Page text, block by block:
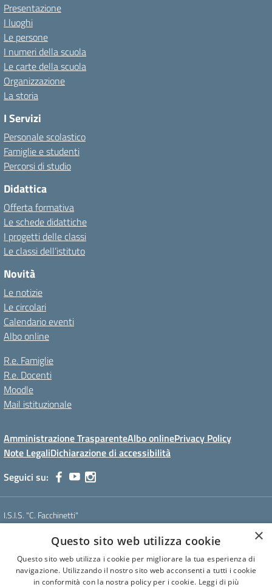
Presentazione
I luoghi
Le persone
I numeri della scuola
Le carte della scuola
Organizzazione
La storia
I Servizi
Personale scolastico
Famiglie e studenti
Percorsi di studio
Didattica
Offerta formativa
Le schede didattiche
I progetti delle classi
Le classi dell’istituto
Novità
Le notizie
Le circolari
Calendario eventi
Albo online
R.e. Famiglie
R.e. Docenti
Moodle
Mail istituzionale
Amministrazione TrasparenteAlbo onlinePrivacy Policy
Note LegaliDichiarazione di accessibilità
Seguici su:
I.S.I.S. "C. Facchinetti"
Tel. 0331 635718 - E-mail: vais01900e@istruzione.it - Pec:
vais01900e@pec.istruzione.it
Codice meccanografico: VAIS01900E
Codice Fiscale: 81009250127
×
Questo sito web utilizza cookie
Questo sito web utilizza i cookie per migliorare la tua esperienza di
navigazione. Utilizzando il nostro sito web acconsenti a tutti i cookie
in conformità con la nostra policy per i cookie. Leggi di più